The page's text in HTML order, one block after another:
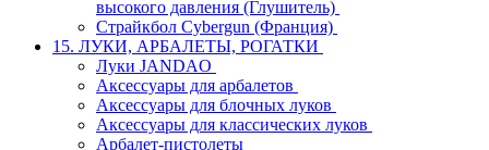
высокого давления (Глушитель)
Страйкбол Cybergun (Франция)
15. ЛУКИ, АРБАЛЕТЫ, РОГАТКИ
Луки JANDAO
Аксессуары для арбалетов
Аксессуары для блочных луков
Аксессуары для классических луков
Арбалет-пистолеты